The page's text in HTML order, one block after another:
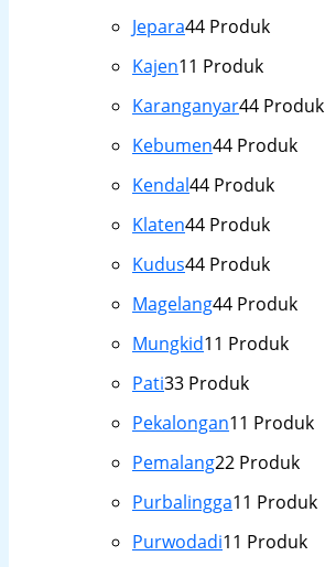
Jepara44 Produk
Kajen11 Produk
Karanganyar44 Produk
Kebumen44 Produk
Kendal44 Produk
Klaten44 Produk
Kudus44 Produk
Magelang44 Produk
Mungkid11 Produk
Pati33 Produk
Pekalongan11 Produk
Pemalang22 Produk
Purbalingga11 Produk
Purwodadi11 Produk